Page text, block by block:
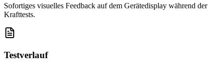
Sofortiges visuelles Feedback auf dem Gerätedisplay während der
Krafttests.
Testverlauf